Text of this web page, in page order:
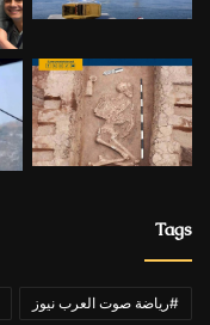
Tags
#رياضة صوت العرب نيوز